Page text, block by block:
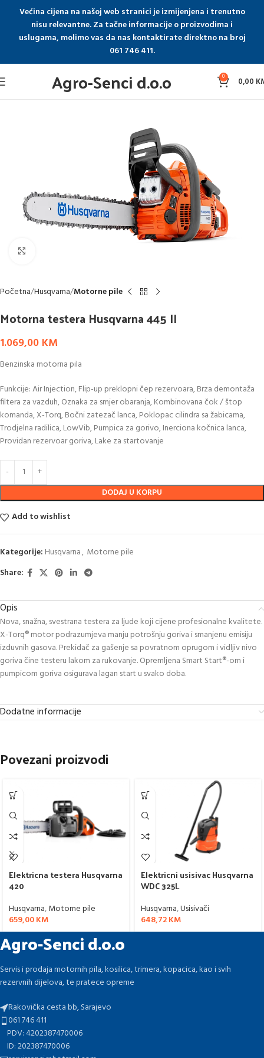
Većina cijena na našoj web stranici je izmijenjena i trenutno
nisu relevantne. Za tačne informacije o proizvodima i
uslugama, molimo vas da nas kontaktirate direktno na broj
061 746 411.
Agro-Senci d.o.o 0 0,00
Početna Husqvarna Motorne pile
Motorna testera Husqvarna 445 II
1.069,00 KM
Benzinska motorna pila
Funkcije: Air Injection, Flip-up preklopni čep rezervoara, Brza demontaža
filtera za vazduh, Oznaka za smjer obaranja, Kombinovana čok / štop
komanda, X-Torq, Bočni zatezač lanca, Poklopac cilindra sa žabicama,
Trodjelna radilica, LowVib, Pumpica za gorivo, Inerciona kočnica lanca,
Providan rezervoar goriva, Lake za startovanje
DODAJ U KORPU
Add to wishlist
Kategorije: Husqvarna, Motorne pile
Share:
Opis
Nova, snažna, svestrana testera za ljude koji cijene profesionalne kvalitete.
X-Torq® motor podrazumjeva manju potrošnju goriva i smanjenu emisiju
izduvnih gasova. Prekidač za gašenje sa povratnom oprugom i vidljiv nivo
goriva čine testeru lakom za rukovanje. Opremljena Smart Start®-om i
pumpicom goriva osigurava lagan start u svako doba.
Dodatne informacije
Povezani proizvodi
Elektricna testera Husqvarna
420
Husqvarna,Motorne pile
659,00KM
Elektricni usisivac Husqvarna
WDC 325L
Husqvarna,Usisivači
648,72KM
Agro-Senci d.o.o
Servis i prodaja motornih pila, kosilica, trimera, kopacica, kao i svih
rezervnih dijelova, te pratece opreme
Rakovička cesta bb, Sarajevo
061 746 411
PDV: 4202387470006
ID: 202387470006